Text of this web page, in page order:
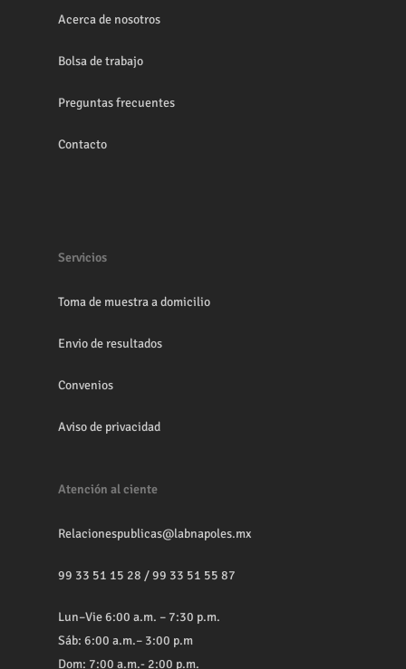
Acerca de nosotros
Bolsa de trabajo
Preguntas frecuentes
Contacto
Servicios
Toma de muestra a domicilio
Envio de resultados
Convenios
Aviso de privacidad
Atención al ciente
Relacionespublicas@labnapoles.mx
99 33 51 15 28 /99 33 51 55 87
Lun–Vie 6:00 a.m. – 7:30 p.m.
Sáb: 6:00 a.m.– 3:00 p.m
Dom: 7:00 a.m.- 2:00 p.m.